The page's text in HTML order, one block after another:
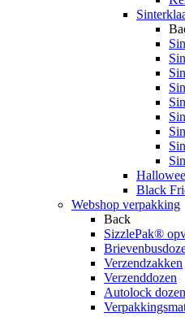
Black
Webshop verpakking
Back
SizzlePak®
Verzendzakken
Verzenddozen
Autolock dozen